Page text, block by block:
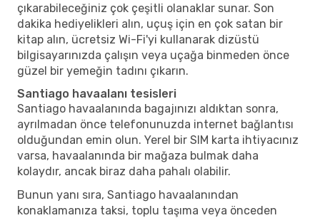
çıkarabileceğiniz çok çeşitli olanaklar sunar. Son
dakika hediyelikleri alın, uçuş için en çok satan bir
kitap alın, ücretsiz Wi-Fi'yi kullanarak dizüstü
bilgisayarınızda çalışın veya uçağa binmeden önce
güzel bir yemeğin tadını çıkarın.
Santiago havaalanı tesisleri
Santiago havaalanında bagajınızı aldıktan sonra,
ayrılmadan önce telefonunuzda internet bağlantısı
olduğundan emin olun. Yerel bir SIM karta ihtiyacınız
varsa, havaalanında bir mağaza bulmak daha
kolaydır, ancak biraz daha pahalı olabilir.
Bunun yanı sıra, Santiago havaalanından
konaklamanıza taksi, toplu taşıma veya önceden